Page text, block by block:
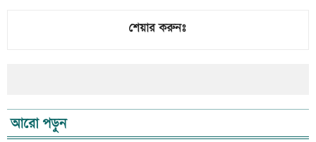
শেয়ার করুনঃ
আরো পড়ুন